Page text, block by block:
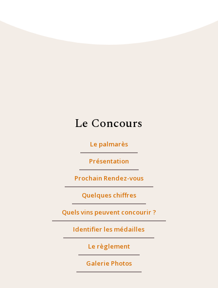
Le Concours
Le palmarès
Présentation
Prochain Rendez-vous
Quelques chiffres
Quels vins peuvent concourir ?
Identifier les médailles
Le règlement
Galerie Photos